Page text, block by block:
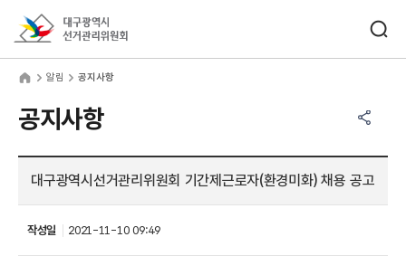
알림 공지사항
공지사항
대구광역시선거관리위원회 기간제근로자(환경미화) 채용 공고
작성일 2021-11-10 09:49